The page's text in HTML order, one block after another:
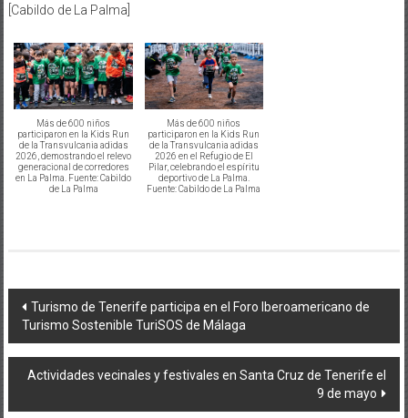
[Cabildo de La Palma]
Más de 600 niños
participaron en la Kids Run
de la Transvulcania adidas
2026, demostrando el relevo
generacional de corredores
en La Palma. Fuente: Cabildo
de La Palma
Más de 600 niños
participaron en la Kids Run
de la Transvulcania adidas
2026 en el Refugio de El
Pilar, celebrando el espíritu
deportivo de La Palma.
Fuente: Cabildo de La Palma
Navegación
de
entradas
Turismo de Tenerife participa en el Foro Iberoamericano de
Turismo Sostenible TuriSOS de Málaga
Actividades vecinales y festivales en Santa Cruz de Tenerife el
9 de mayo